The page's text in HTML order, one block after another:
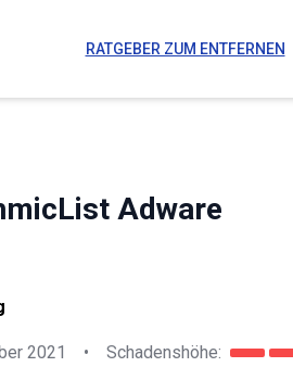
RATGEBER ZUM ENTFERNEN
Adware
2021 • Schadenshöhe: